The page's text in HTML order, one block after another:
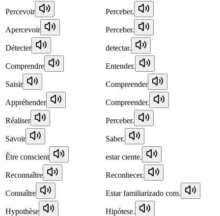
Percevoir Perceber.
Apercevoir Perceber.
Détecter detectar.
Comprendre Entender.
Saisir Compreender
Appréhender Compreender.
Réaliser Perceber.
Savoir Saber.
Être conscient estar ciente.
Reconnaître Reconhecer.
Connaître Estar familiarizado com.
Hypothèse Hipótese.